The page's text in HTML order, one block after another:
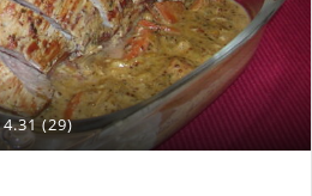
4.31 (29)